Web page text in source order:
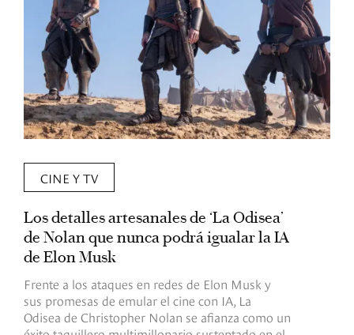
CINE Y TV
Los detalles artesanales de ‘La Odisea’
de Nolan que nunca podrá igualar la IA
de Elon Musk
Frente a los ataques en redes de Elon Musk y
sus promesas de emular el cine con IA, La
Odisea de Christopher Nolan se afianza como un